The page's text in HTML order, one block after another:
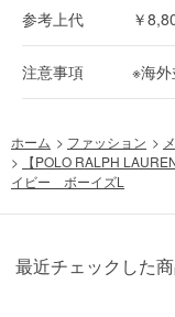
参考上代 ￥
注意事項 ※海
ホーム > ファッション >
>
【POLO RALPH
イビー ボーイズL
最近チェックした